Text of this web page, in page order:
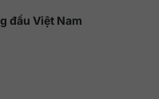
đầu Việt Nam